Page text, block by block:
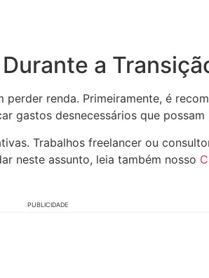
a
renda. Primeiramente, é
gastos desnecessários que
Trabalhos freelancer ou
neste assunto, leia também nosso
PUBLICIDADE